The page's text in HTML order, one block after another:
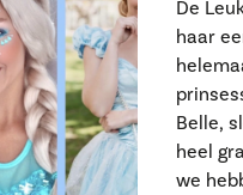
De Leukste
haar
Belle,
heel
we